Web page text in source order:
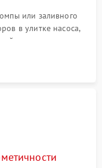
или заливного
в улитке насоса,
ремонт платы
проводки.